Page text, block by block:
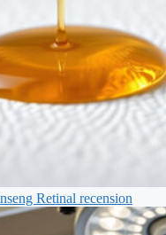
Retinal recension